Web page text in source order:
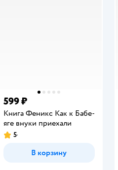
599 ₽
Книга Феникс Как к Бабе-
яге внуки приехали
Рейтинг:
5
В корзину